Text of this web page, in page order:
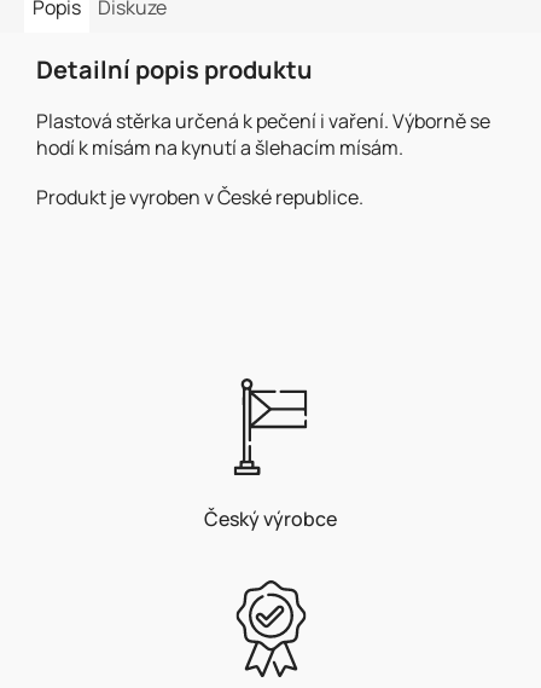
Popis Diskuze
Detailní popis produktu
Plastová stěrka určená k pečení i vaření. Výborně se
hodí k mísám na kynutí a šlehacím mísám.
Produkt je vyroben v České republice.
Český výrobce